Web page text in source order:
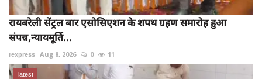
रायबरेली सेंट्रल बार एसोसिएशन के शपथ ग्रहण समारोह हुआ
संपन्न,न्यायमूर्ति...
rexpress Aug 8, 2026 0 11
latest